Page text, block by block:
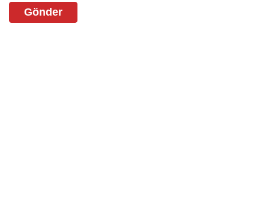
Gönder